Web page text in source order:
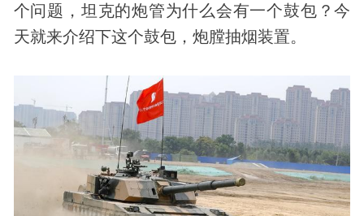
个问题，坦克的炮管为什么会有一个鼓包？今
天就来介绍下这个鼓包，炮膛抽烟装置。